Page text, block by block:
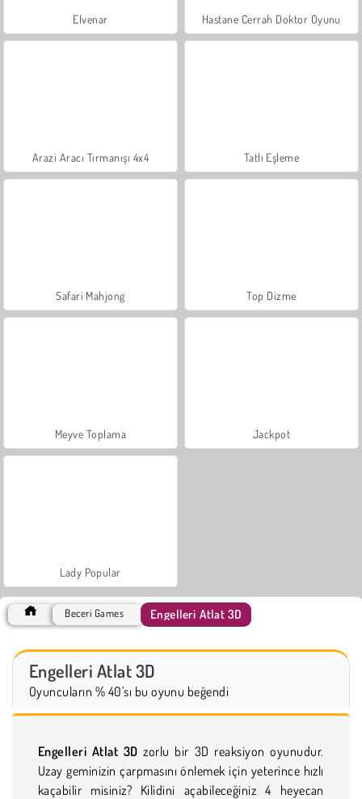
Elvenar Hastane Cerrah Doktor Oyunu
Arazi Aracı Tırmanışı 4x4 Tatlı Eşleme
Safari Mahjong Top Dizme
Meyve Toplama Jackpot
Lady Popular
Beceri Games Engelleri Atlat 3D
Engelleri Atlat 3D
Oyuncuların % 40'sı bu oyunu beğendi
Engelleri Atlat 3D zorlu bir 3D reaksiyon oyunudur.
Uzay geminizin çarpmasını önlemek için yeterince hızlı
kaçabilir misiniz? Kilidini açabileceğiniz 4 heyecan